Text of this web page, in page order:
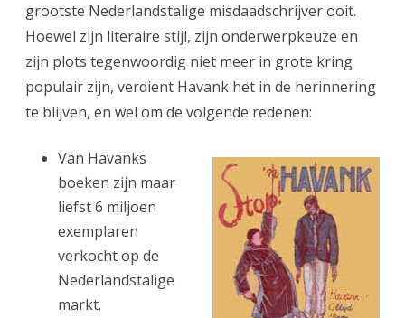
grootste Nederlandstalige misdaadschrijver ooit.
Hoewel zijn literaire stijl, zijn onderwerpkeuze en
zijn plots tegenwoordig niet meer in grote kring
populair zijn, verdient Havank het in de herinnering
te blijven, en wel om de volgende redenen:
Van Havanks
boeken zijn maar
liefst 6 miljoen
exemplaren
verkocht op de
Nederlandstalige
markt.